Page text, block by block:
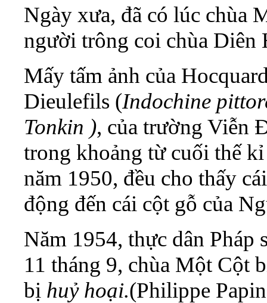
Ngày xưa, đã có lúc chùa
người trông coi chùa Diên
Mấy tấm ảnh của
Dieulefils (Indochine
Tonkin ), của trường Viễn
trong khoảng từ cuối thế
năm 1950, đều cho thấy
động đến cái cột gỗ của
Năm 1954, thực dân
11 tháng 9, chùa Một Cột
bị huỷ hoại.(Philippe